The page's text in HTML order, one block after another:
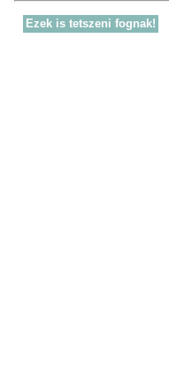
Ezek is tetszeni fognak!